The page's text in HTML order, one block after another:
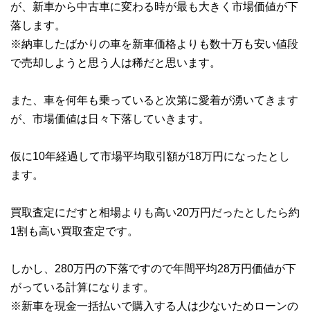
が、新車から中古車に変わる時が最も大きく市場価値が下
落します。
※納車したばかりの車を新車価格よりも数十万も安い値段
で売却しようと思う人は稀だと思います。
また、車を何年も乗っていると次第に愛着が湧いてきます
が、市場価値は日々下落していきます。
仮に10年経過して市場平均取引額が18万円になったとし
ます。
買取査定にだすと相場よりも高い20万円だったとしたら約
1割も高い買取査定です。
しかし、280万円の下落ですので年間平均28万円価値が下
がっている計算になります。
※新車を現金一括払いで購入する人は少ないためローンの